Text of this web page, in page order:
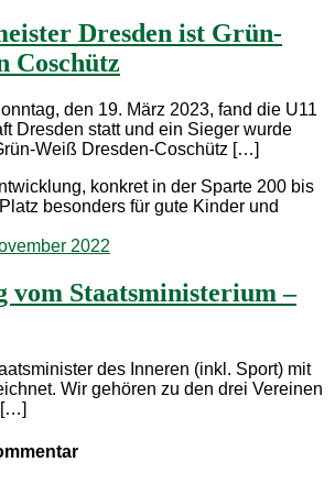
Dresden ist Grün-
Coschütz
den 19. März 2023, fand die U11
Dresden statt und ein Sieger wurde
Weiß Dresden-Coschütz […]
2022
vom Staatsministerium –
des Inneren (inkl. Sport) mit
Wir gehören zu den drei Vereinen
[…]